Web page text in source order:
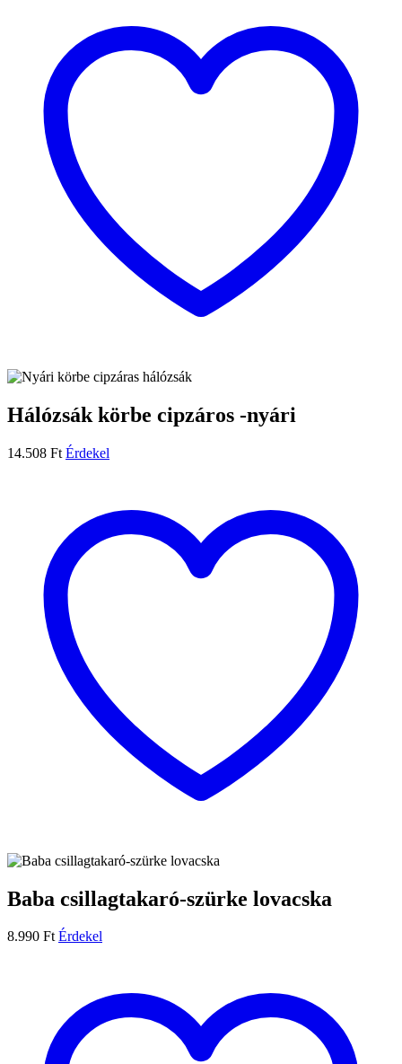
Hálózsák körbe cipzáros -nyári
14.508 Ft Érdekel
Baba csillagtakaró-szürke lovacska
8.990 Ft Érdekel